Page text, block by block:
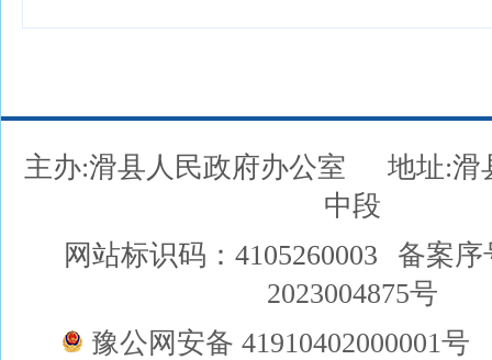
主办:滑县人民政府办公室
地址:滑
中段
网站标识码：4105260003
备案序
2023004875号
豫公网安备 41910402000001号